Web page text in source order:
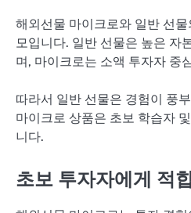
해외선물 마이크로와 일반 선
모입니다. 일반 선물은 높은 자
며, 마이크로는 소액 투자자 중
따라서 일반 선물은 경험이 풍
마이크로 상품은 초보 학습자
니다.
초보 투자자에게 적